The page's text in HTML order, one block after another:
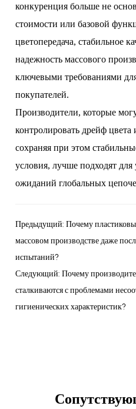
конкуренция больше не
стоимости или базовой
цветопередача, стабильное
надежность массового
ключевыми требованиями
покупателей.
Производители, которые
контролировать дрейф
сохраняя при этом
условия, лучше подходят
ожиданий глобальных
Предыдущий: Почему
массовом производстве даже
испытаний?
Следующий: Почему
сталкиваются с проблемами
гигиенических характеристик?